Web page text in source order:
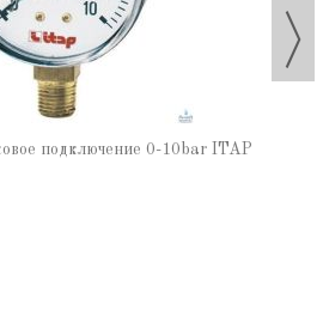
подключение 0-10bar ITAP